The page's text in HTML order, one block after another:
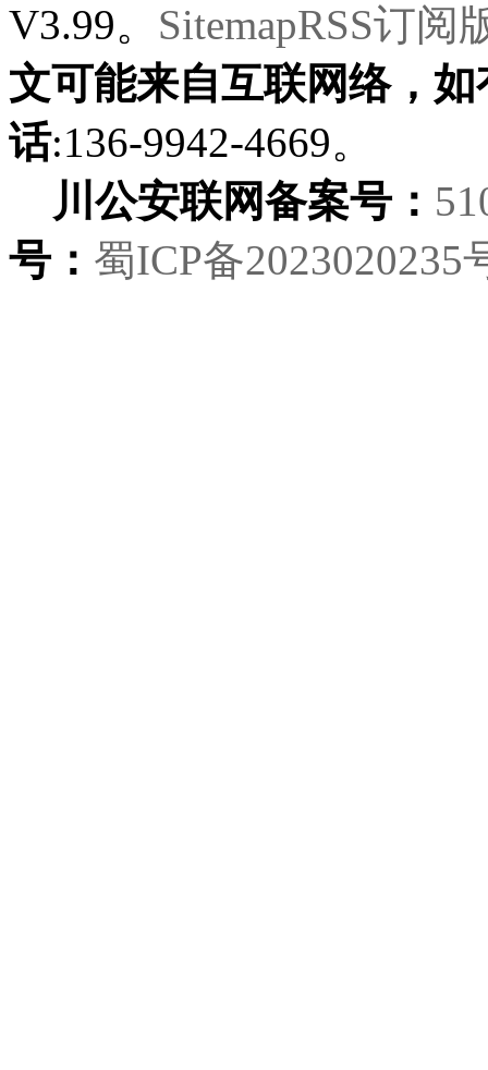
V3.99。 SitemapRSS订阅
文可能来自互联网络，
话:136-9942-4669。
川公安联网备案号：
号： 蜀ICP备2023020235